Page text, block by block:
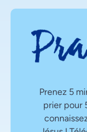
Prenez 5
prier pour